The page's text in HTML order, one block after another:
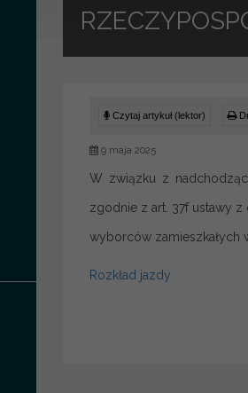
Czytaj artykuł (lektor)
9 maja 2025
W związku z
zgodnie z art. 37f ustawy z
wyborców zamieszkałych
Rozkład jazdy